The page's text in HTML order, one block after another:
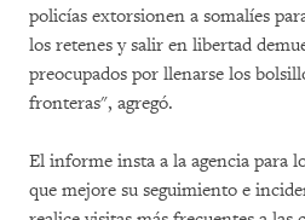
policías extorsionen a somalíes
los retenes y salir en libertad
preocupados por llenarse los
fronteras", agregó.
El informe insta a la agencia para
que mejore su seguimiento e